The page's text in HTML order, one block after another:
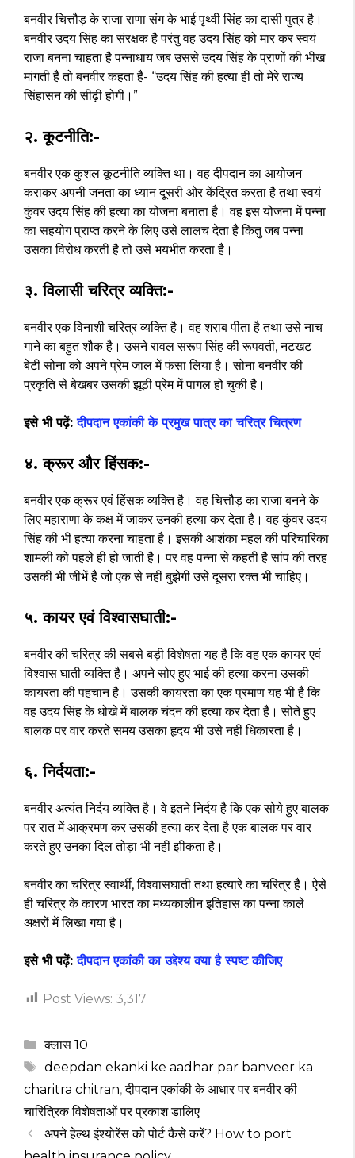
बनवीर चित्तौड़ के राजा राणा संग के भाई पृथ्वी सिंह का दासी पुत्र है।
बनवीर उदय सिंह का संरक्षक है परंतु वह उदय सिंह को मार कर स्वयं
राजा बनना चाहता है पन्नाधाय जब उससे उदय सिंह के प्राणों की भीख
मांगती है तो बनवीर कहता है- “उदय सिंह की हत्या ही तो मेरे राज्य
सिंहासन की सीढ़ी होगी।”
२. कूटनीति:-
बनवीर एक कुशल कूटनीति व्यक्ति था। वह दीपदान का आयोजन
कराकर अपनी जनता का ध्यान दूसरी ओर केंद्रित करता है तथा स्वयं
कुंवर उदय सिंह की हत्या का योजना बनाता है। वह इस योजना में पन्ना
का सहयोग प्राप्त करने के लिए उसे लालच देता है किंतु जब पन्ना
उसका विरोध करती है तो उसे भयभीत करता है।
३. विलासी चरित्र व्यक्ति:-
बनवीर एक विनाशी चरित्र व्यक्ति है। वह शराब पीता है तथा उसे नाच
गाने का बहुत शौक है। उसने रावल सरूप सिंह की रूपवती, नटखट
बेटी सोना को अपने प्रेम जाल में फंसा लिया है। सोना बनवीर की
प्रकृति से बेखबर उसकी झूठी प्रेम में पागल हो चुकी है।
इसे भी पढ़ें:दीपदान एकांकी के प्रमुख पात्र का चरित्र चित्रण
४. क्रूर और हिंसक:-
बनवीर एक क्रूर एवं हिंसक व्यक्ति है। वह चित्तौड़ का राजा बनने के
लिए महाराणा के कक्ष में जाकर उनकी हत्या कर देता है। वह कुंवर उदय
सिंह की भी हत्या करना चाहता है। इसकी आशंका महल की परिचारिका
शामली को पहले ही हो जाती है। पर वह पन्ना से कहती है सांप की तरह
उसकी भी जीभें है जो एक से नहीं बुझेगी उसे दूसरा रक्त भी चाहिए।
५. कायर एवं विश्वासघाती:-
बनवीर की चरित्र की सबसे बड़ी विशेषता यह है कि वह एक कायर एवं
विश्वास घाती व्यक्ति है। अपने सोए हुए भाई की हत्या करना उसकी
कायरता की पहचान है। उसकी कायरता का एक प्रमाण यह भी है कि
वह उदय सिंह के धोखे में बालक चंदन की हत्या कर देता है। सोते हुए
बालक पर वार करते समय उसका हृदय भी उसे नहीं धिकारता है।
६. निर्दयता:-
बनवीर अत्यंत निर्दय व्यक्ति है। वे इतने निर्दय है कि एक सोये हुए बालक
पर रात में आक्रमण कर उसकी हत्या कर देता है एक बालक पर वार
करते हुए उनका दिल तोड़ा भी नहीं झीकता है।
बनवीर का चरित्र स्वार्थी, विश्वासघाती तथा हत्यारे का चरित्र है। ऐसे
ही चरित्र के कारण भारत का मध्यकालीन इतिहास का पन्ना काले
अक्षरों में लिखा गया है।
इसे भी पढ़ें:दीपदान एकांकी का उद्देश्य क्या है स्पष्ट कीजिए
Post Views: 3,317
Categories
क्लास 10
Tags
deepdan ekanki ke aadhar par banveer ka
charitra chitran,दीपदान एकांकी के आधार पर बनवीर की
चारित्रिक विशेषताओं पर प्रकाश डालिए
अपने हेल्थ इंश्योरेंस को पोर्ट कैसे करें? How to port